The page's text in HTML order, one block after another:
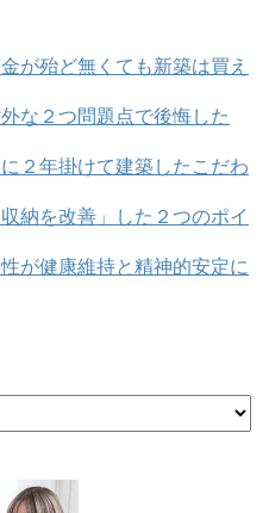
が殆ど無くても新築は買え
な２つ問題点で後悔した
２年掛けて建築したこだわ
納を改善」した２つのポイ
が健康維持と精神的安定に